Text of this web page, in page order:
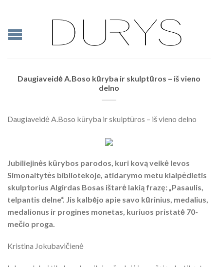
Daugiaveidė A.Boso kūryba ir skulptūros – iš vieno
delno
Daugiaveidė A.Boso kūryba ir skulptūros – iš vieno delno
Jubiliejinės kūrybos parodos, kuri kovą veikė Ievos
Simonaitytės bibliotekoje, atidarymo metu klaipėdietis
skulptorius Algirdas Bosas ištarė lakią frazę: „Pasaulis,
telpantis delne“. Jis kalbėjo apie savo kūrinius, medalius,
medalionus ir progines monetas, kuriuos pristatė 70-
mečio proga.
Kristina Jokubavičienė